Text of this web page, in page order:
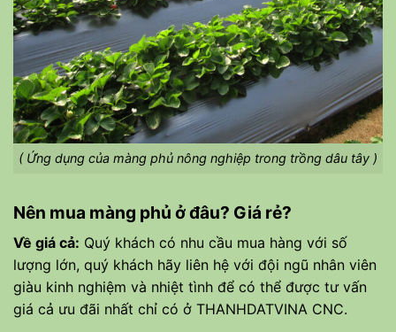
( Ứng dụng của màng phủ nông nghiệp trong trồng dâu tây )
Nên mua màng phủ ở đâu? Giá rẻ?
Về giá cả: Quý khách có nhu cầu mua hàng với số
lượng lớn, quý khách hãy liên hệ với đội ngũ nhân viên
giàu kinh nghiệm và nhiệt tình để có thể được tư vấn
giá cả ưu đãi nhất chỉ có ở THANHDATVINA CNC.